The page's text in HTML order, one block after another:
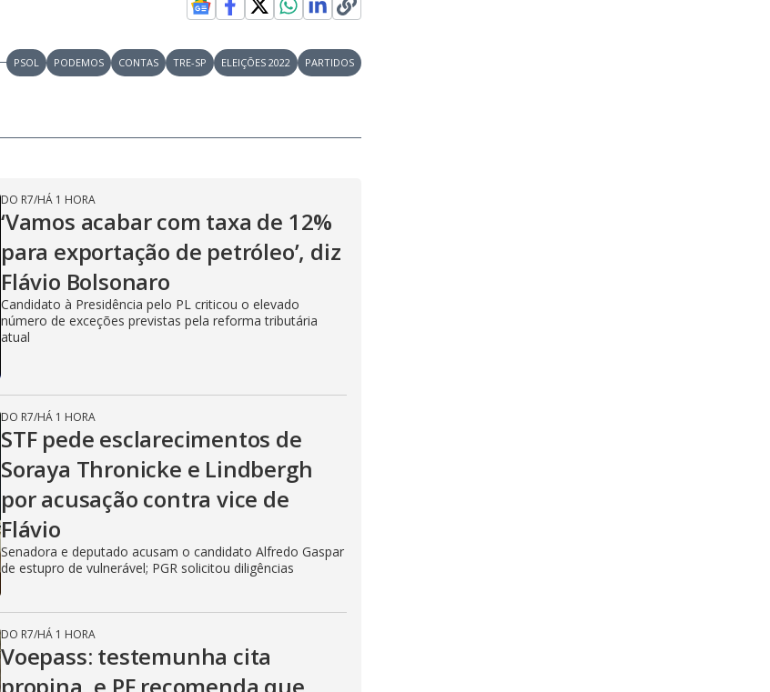
PSOL PODEMOS CONTAS TRE-SP ELEIÇÕES 2022 PARTIDOS
DO R7/HÁ 1 HORA
‘Vamos acabar com taxa de 12%
para exportação de petróleo’, diz
Flávio Bolsonaro
Candidato à Presidência pelo PL criticou o elevado
número de exceções previstas pela reforma tributária
atual
DO R7/HÁ 1 HORA
STF pede esclarecimentos de
Soraya Thronicke e Lindbergh
por acusação contra vice de
Flávio
Senadora e deputado acusam o candidato Alfredo Gaspar
de estupro de vulnerável; PGR solicitou diligências
DO R7/HÁ 1 HORA
Voepass: testemunha cita
propina, e PF recomenda que